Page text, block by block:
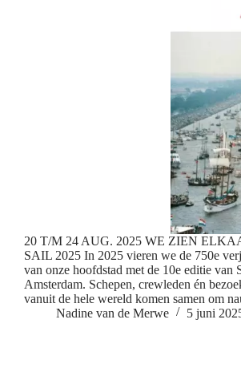
20 T/M 24 AUG. 2025 WE ZIEN
SAIL 2025 In 2025 vieren we de 750e
van onze hoofdstad met de 10e editie van
Amsterdam. Schepen, crewleden én
vanuit de hele wereld komen samen om
Nadine van de Merwe
5 juni